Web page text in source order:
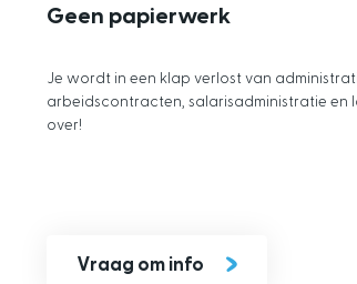
Geen papierwerk
Je wordt in een klap verlost van
arbeidscontracten, salarisadministratie en
over!
Vraag om info